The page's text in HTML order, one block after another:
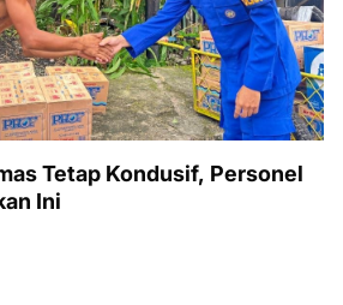
Tetap Kondusif, Personel
Ini